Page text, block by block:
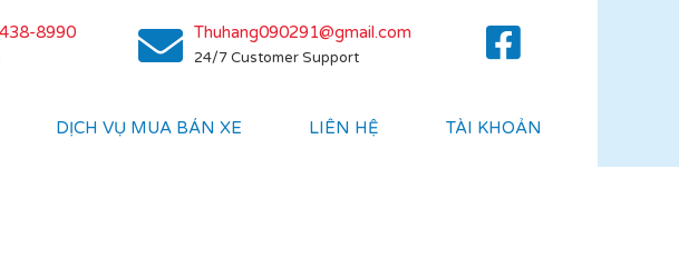
8990 Thuhang090291@gmail.com
24/7 Customer Support
DỊCH VỤ MUA BÁN XE LIÊN HỆ TÀI KHOẢN